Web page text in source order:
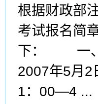
根据财政部
考试报名简
下： 一、
2007年5月
1：00—4 ...